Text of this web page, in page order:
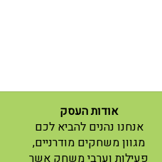
אודות העסק
אנחנו נהנים להביא לכם
מגוון משחקים מודרניים,
פעילות וערבי משחק אשר